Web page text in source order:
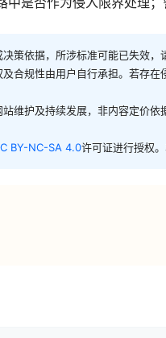
策依据，所涉标准可能已失效，
合规性由用户自行承担。若存
维护及持续发展，非内容定价
BY-NC-SA 4.0许可证进行授权